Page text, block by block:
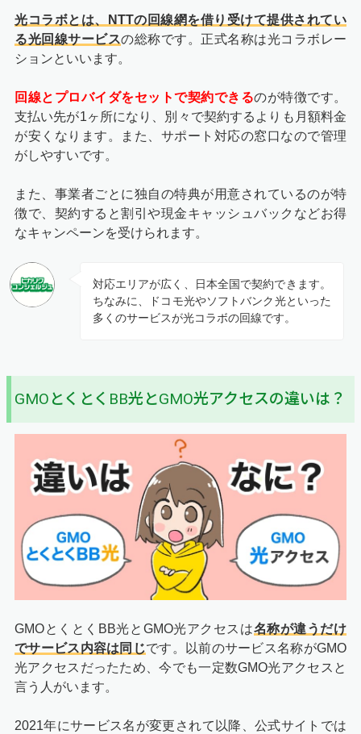
光コラボとは、NTTの回線網を借り受けて提供されてい
る光回線サービスの総称です。正式名称は光コラボレー
ションといいます。
回線とプロバイダをセットで契約できるのが特徴です。
支払い先が1ヶ所になり、別々で契約するよりも月額料金
が安くなります。また、サポート対応の窓口なので管理
がしやすいです。
また、事業者ごとに独自の特典が用意されているのが特
徴で、契約すると割引や現金キャッシュバックなどお得
なキャンペーンを受けられます。
対応エリアが広く、日本全国で契約できます。
ちなみに、ドコモ光やソフトバンク光といった
多くのサービスが光コラボの回線です。
GMOとくとくBB光とGMO光アクセスの違いは？
GMOとくとくBB光とGMO光アクセスは名称が違うだけ
でサービス内容は同じです。以前のサービス名称がGMO
光アクセスだったため、今でも一定数GMO光アクセスと
言う人がいます。
2021年にサービス名が変更されて以降、公式サイトでは